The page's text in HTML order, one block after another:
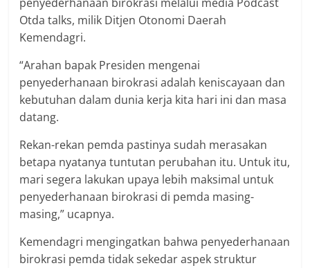
Otda talks, milik Ditjen Otonomi Daerah
Kemendagri.
“Arahan bapak Presiden mengenai
penyederhanaan birokrasi adalah keniscayaan dan
kebutuhan dalam dunia kerja kita hari ini dan masa
datang.
Rekan-rekan pemda pastinya sudah merasakan
betapa nyatanya tuntutan perubahan itu. Untuk itu,
mari segera lakukan upaya lebih maksimal untuk
penyederhanaan birokrasi di pemda masing-
masing,” ucapnya.
Kemendagri mengingatkan bahwa penyederhanaan
birokrasi pemda tidak sekedar aspek struktur